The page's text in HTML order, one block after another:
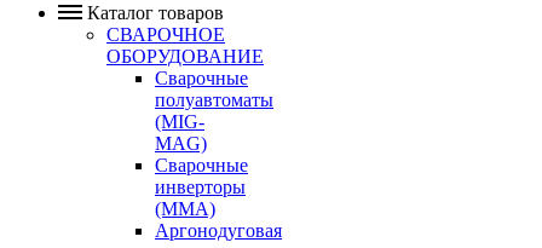
Каталог товаров
СВАРОЧНОЕ
ОБОРУДОВАНИЕ
Сварочные
полуавтоматы
(MIG-
MAG)
Сварочные
инверторы
(MMA)
Аргонодуговая